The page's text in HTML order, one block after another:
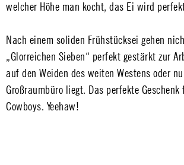
welcher Höhe man kocht, das Ei wird
Nach einem soliden Frühstücksei gehen
„Glorreichen Sieben“ perfekt gestärkt zur
auf den Weiden des weiten Westens oder
Großraumbüro liegt. Das perfekte
Cowboys. Yeehaw!